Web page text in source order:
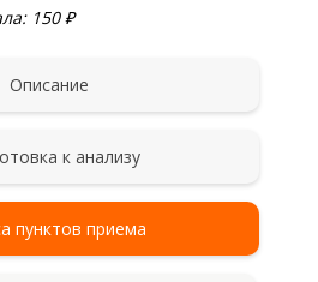
150 ₽
Описание
к анализу
пунктов приема